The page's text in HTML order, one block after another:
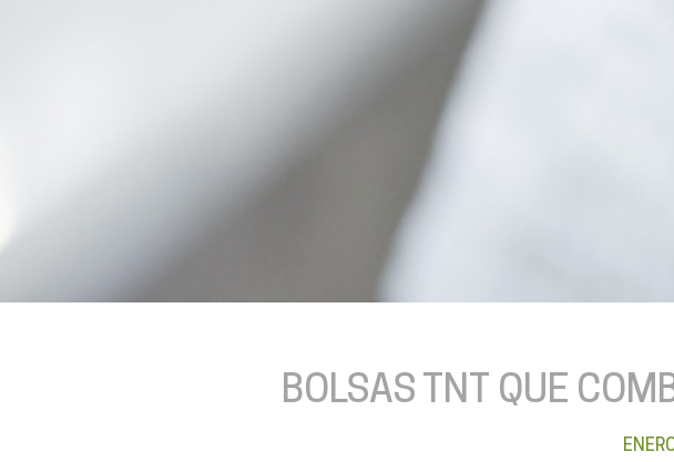
BOLSAS TNT QUE